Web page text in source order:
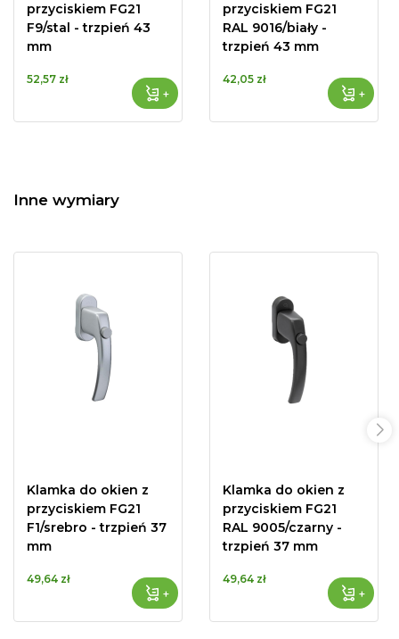
przyciskiem FG21
F9/stal - trzpień 43
mm
52,57 zł
+
przyciskiem FG21
RAL 9016/biały -
trzpień 43 mm
42,05 zł
+
Inne wymiary
Klamka do okien z
przyciskiem FG21
F1/srebro - trzpień 37
mm
49,64 zł
+
Klamka do okien z
przyciskiem FG21
RAL 9005/czarny -
trzpień 37 mm
49,64 zł
+